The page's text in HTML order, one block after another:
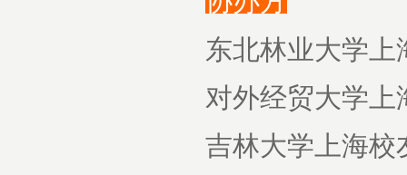
东北林业大学上
对外经贸大学上
吉林大学上海校